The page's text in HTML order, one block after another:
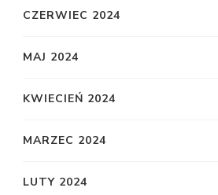
CZERWIEC 2024
MAJ 2024
KWIECIEŃ 2024
MARZEC 2024
LUTY 2024